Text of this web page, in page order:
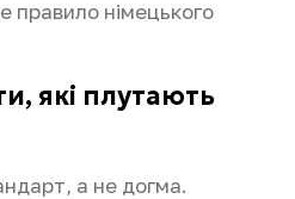
правило німецького
які плутають
а не догма.